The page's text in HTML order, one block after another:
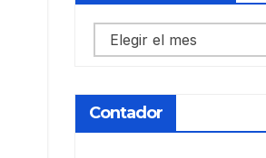
Notas
anteriores
Contador